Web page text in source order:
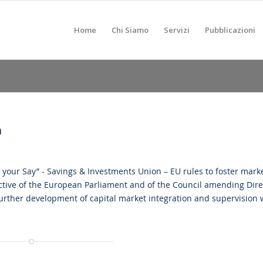
Home Chi Siamo Servizi Pubblicazioni
Say” - Savings & Investments Union – EU rules to foster
of the European Parliament and of the Council amending
development of capital market integration and supervision